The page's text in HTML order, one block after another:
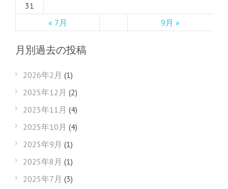
« 7月 9月 »
31
月別過去の投稿
2026年2月 (1)
2025年12月 (2)
2025年11月 (4)
2025年10月 (4)
2025年9月 (1)
2025年8月 (1)
2025年7月 (3)